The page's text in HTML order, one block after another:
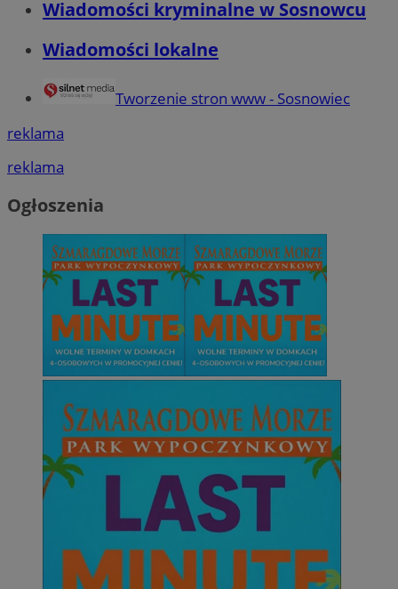
Wiadomości kryminalne w Sosnowcu
Wiadomości lokalne
Tworzenie stron www - Sosnowiec
reklama
reklama
Ogłoszenia